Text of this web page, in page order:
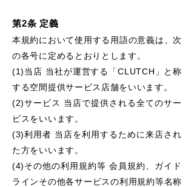
第2条 定義
本規約において使用する用語の意義は、次
の各号に定めるとおりとします。
(1)当店 当社が運営する「CLUTCH」と称
する空間提供サービス店舗をいいます。
(2)サービス 当店で提供される全てのサー
ビスをいいます。
(3)利用者 当店を利用するために来店され
た方をいいます。
(4)その他の利用規約等 会員規約、ガイド
ラインその他各サービスの利用規約等名称